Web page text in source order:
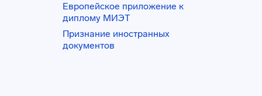
Европейское приложение к
диплому МИЭТ
Признание иностранных
документов